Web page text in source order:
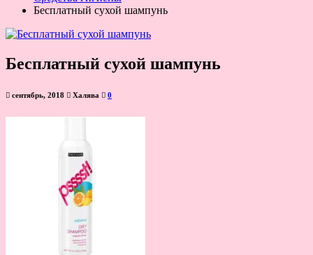
Бесплатный сухой шампунь
Бесплатный сухой шампунь
сентябрь, 2018 Халява 0